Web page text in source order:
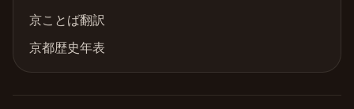
京ことば翻訳
京都歴史年表